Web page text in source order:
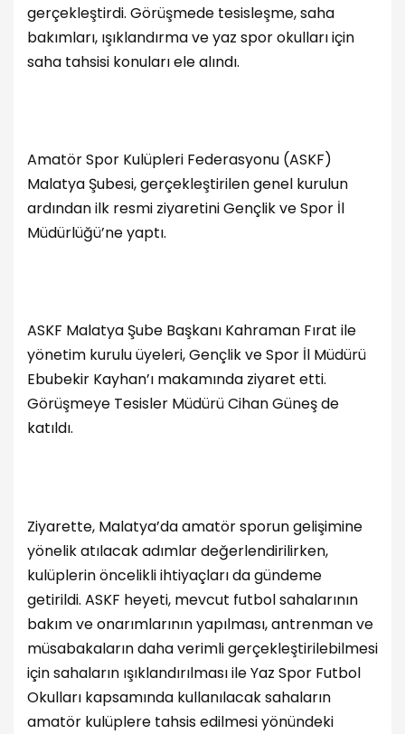
gerçekleştirdi. Görüşmede tesisleşme, saha
bakımları, ışıklandırma ve yaz spor okulları için
saha tahsisi konuları ele alındı.
Amatör Spor Kulüpleri Federasyonu (ASKF)
Malatya Şubesi, gerçekleştirilen genel kurulun
ardından ilk resmi ziyaretini Gençlik ve Spor İl
Müdürlüğü’ne yaptı.
ASKF Malatya Şube Başkanı Kahraman Fırat ile
yönetim kurulu üyeleri, Gençlik ve Spor İl Müdürü
Ebubekir Kayhan’ı makamında ziyaret etti.
Görüşmeye Tesisler Müdürü Cihan Güneş de
katıldı.
Ziyarette, Malatya’da amatör sporun gelişimine
yönelik atılacak adımlar değerlendirilirken,
kulüplerin öncelikli ihtiyaçları da gündeme
getirildi. ASKF heyeti, mevcut futbol sahalarının
bakım ve onarımlarının yapılması, antrenman ve
müsabakaların daha verimli gerçekleştirilebilmesi
için sahaların ışıklandırılması ile Yaz Spor Futbol
Okulları kapsamında kullanılacak sahaların
amatör kulüplere tahsis edilmesi yönündeki